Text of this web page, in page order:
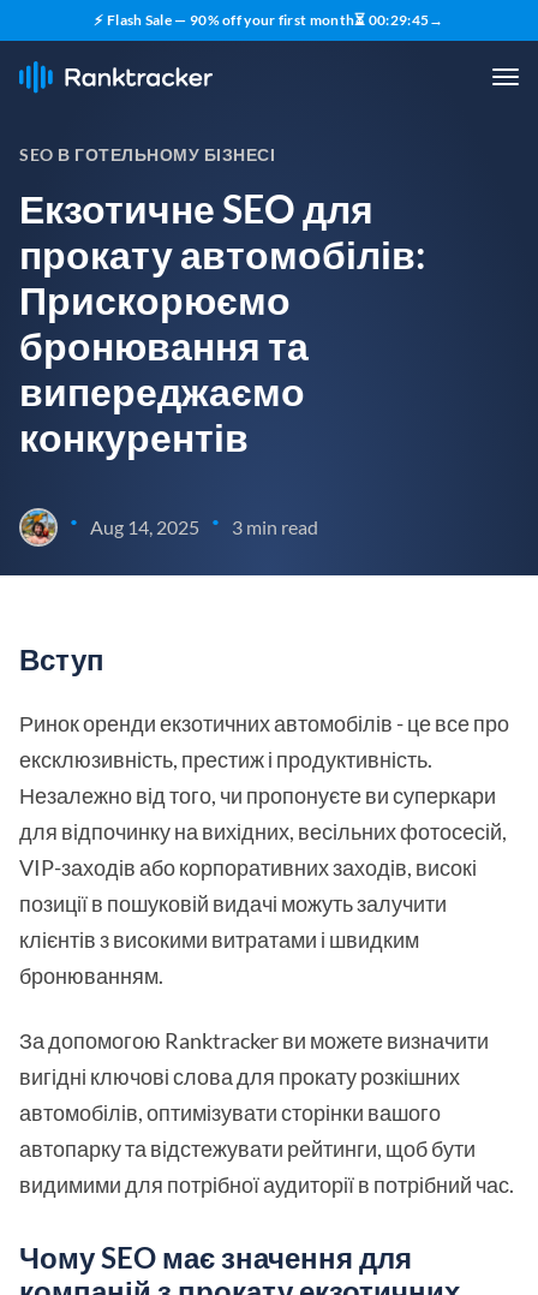
⚡ Flash Sale — 90% off your first month⏳ 00:29:44→
SEO В ГОТЕЛЬНОМУ БІЗНЕСІ
Екзотичне SEO для
прокату автомобілів:
Прискорюємо
бронювання та
випереджаємо
конкурентів
• Aug 14, 2025 • 3 min read
Вступ
Ринок оренди екзотичних автомобілів - це все про
ексклюзивність, престиж і продуктивність.
Незалежно від того, чи пропонуєте ви суперкари
для відпочинку на вихідних, весільних фотосесій,
VIP-заходів або корпоративних заходів, високі
позиції в пошуковій видачі можуть залучити
клієнтів з високими витратами і швидким
бронюванням.
За допомогою Ranktracker ви можете визначити
вигідні ключові слова для прокату розкішних
автомобілів, оптимізувати сторінки вашого
автопарку та відстежувати рейтинги, щоб бути
видимими для потрібної аудиторії в потрібний час.
Чому SEO має значення для